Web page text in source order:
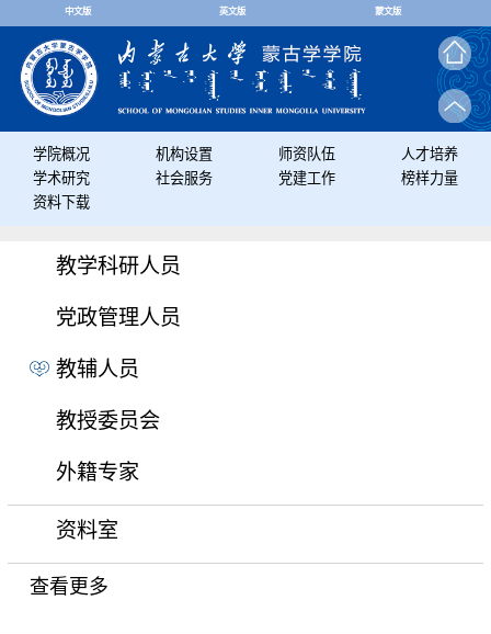
中文版 英文版 蒙文版
学院概况 机构设置 师资队伍
人才培养
学术研究
社会服务 党建工作
榜样力量
资料下载
教学科研人员
党政管理人员
教辅人员
教授委员会
外籍专家
资料室
查看更多